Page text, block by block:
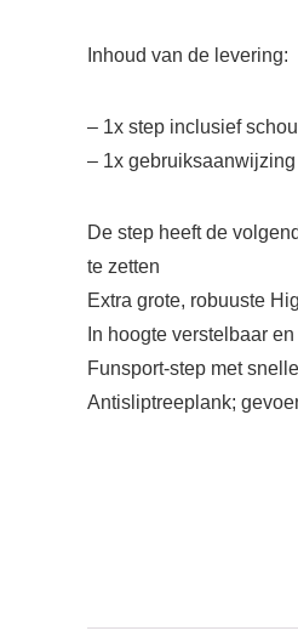
Inhoud van de levering:
– 1x step inclusief
– 1x
De step heeft de
te zetten
Extra grote, robuuste
In hoogte verstelbaar
Funsport-step met
Antisliptreeplank;